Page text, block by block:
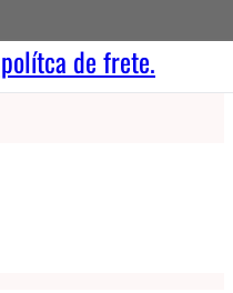
de frete.